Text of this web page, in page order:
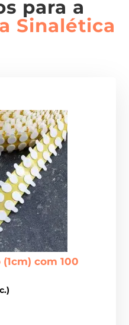
para a
Sinalética
com 100